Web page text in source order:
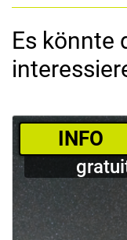
Es könnte
­INFO